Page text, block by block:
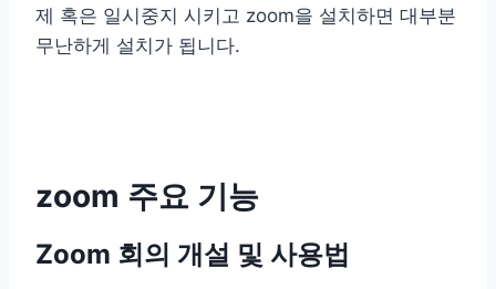
제 혹은 일시중지 시키고 zoom을 설치하면 대부분
무난하게 설치가 됩니다.
zoom 주요 기능
Zoom 회의 개설 및 사용법